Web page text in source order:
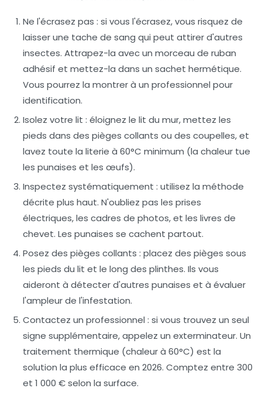
Ne l'écrasez pas : si vous l'écrasez, vous risquez de
laisser une tache de sang qui peut attirer d'autres
insectes. Attrapez-la avec un morceau de ruban
adhésif et mettez-la dans un sachet hermétique.
Vous pourrez la montrer à un professionnel pour
identification.
Isolez votre lit : éloignez le lit du mur, mettez les
pieds dans des pièges collants ou des coupelles, et
lavez toute la literie à 60°C minimum (la chaleur tue
les punaises et les œufs).
Inspectez systématiquement : utilisez la méthode
décrite plus haut. N'oubliez pas les prises
électriques, les cadres de photos, et les livres de
chevet. Les punaises se cachent partout.
Posez des pièges collants : placez des pièges sous
les pieds du lit et le long des plinthes. Ils vous
aideront à détecter d'autres punaises et à évaluer
l'ampleur de l'infestation.
Contactez un professionnel : si vous trouvez un seul
signe supplémentaire, appelez un exterminateur. Un
traitement thermique (chaleur à 60°C) est la
solution la plus efficace en 2026. Comptez entre 300
et 1 000 € selon la surface.